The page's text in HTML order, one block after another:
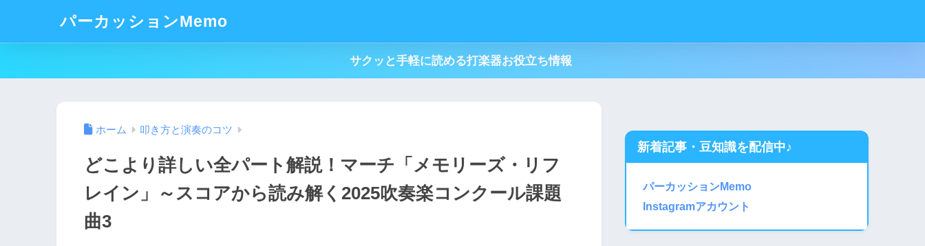
パーカッションMemo
サクッと手軽に読める打楽器お役立ち情報
ホーム 叩き方と演奏のコツ
どこより詳しい全パート解説！マーチ「メモリーズ・リフ
レイン」～スコアから読み解く2025吹奏楽コンクール課題
曲3
新着記事・豆知識を配信中♪
パーカッションMemo
Instagramアカウント